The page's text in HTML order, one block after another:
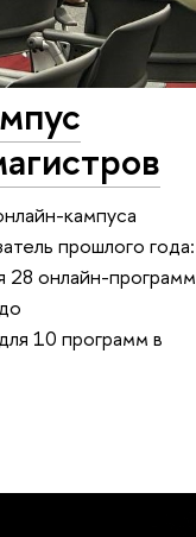
кампуса
прошлого года:
28 онлайн-программ
10 программ в